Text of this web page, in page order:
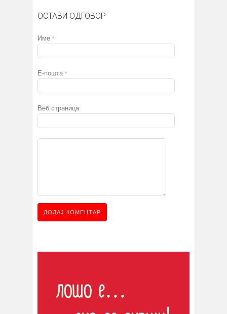
ОСТАВИ ОДГОВОР
Име *
Е-пошта *
Веб страница